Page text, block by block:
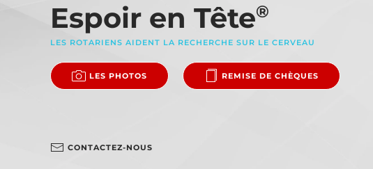
Espoir en Tête®
LES ROTARIENS AIDENT LA RECHERCHE SUR LE CERVEAU
LES PHOTOS REMISE DE CHÈQUES
CONTACTEZ-NOUS